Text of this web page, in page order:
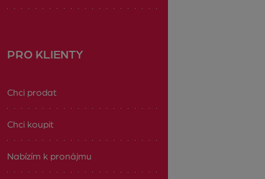
PRO KLIENTY
Chci prodat
Chci koupit
Nabízím k pronájmu